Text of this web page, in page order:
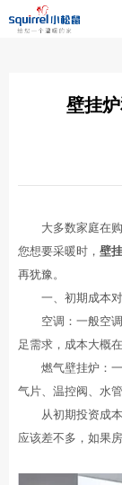
壁挂
大多数家庭在购
您想要采暖时， 壁
再犹豫。
一、初期成本
空调：一般空调
足需求，成本大概
燃气壁挂炉：一
气片、温控阀、水
从初期投资成本
应该差不多，如果